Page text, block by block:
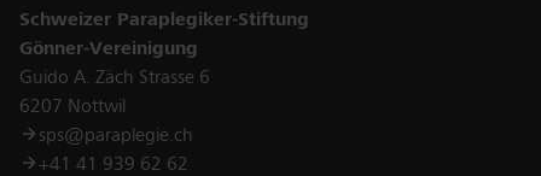
Schweizer Paraplegiker-Stiftung
Gönner-Vereinigung
Guido A. Zäch Strasse 6
6207 Nottwil
sps@paraplegie.ch
+41 41 939 62 62